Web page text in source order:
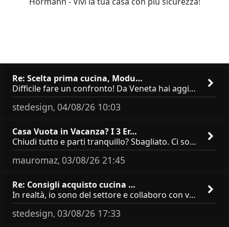
Re: Scelta prima cucina, Modu…
Difficile fare un confronto! Da Veneta hai aggiunto i pensili a tutta altezza e una colonna dispensa da 30, che da soli
stedesign, 04/08/26 10:03
Casa Vuota in Vacanza? I 3 Er…
Chiudi tutto e parti tranquillo? Sbagliato. Ci sono 3 comportamenti che dicono ai ladri &quot;sono via per due settimane
mauromaz, 03/08/26 21:45
Re: Consigli acquisto cucina …
In realtà, io sono del settore e collaboro con vari negozi, ti possono dire che sono tutti brand abbastanza simili come
stedesign, 03/08/26 17:33